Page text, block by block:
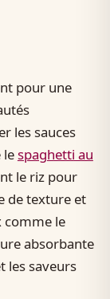
pour une
les sauces
lespaghetti au
le riz pour
de texture et
comme le
absorbante
les saveurs